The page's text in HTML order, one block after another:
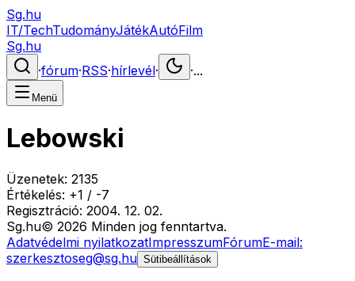
Sg.hu
IT/TechTudományJátékAutóFilm
Sg.hu
·fórum·RSS·hírlevél· ·...
Menü
Lebowski
Üzenetek: 2135
Értékelés: +1 / -7
Regisztráció: 2004. 12. 02.
Sg.hu© 2026 Minden jog fenntartva.
Adatvédelmi nyilatkozatImpresszumFórumE-mail:
szerkesztoseg@sg.hu Sütibeállítások